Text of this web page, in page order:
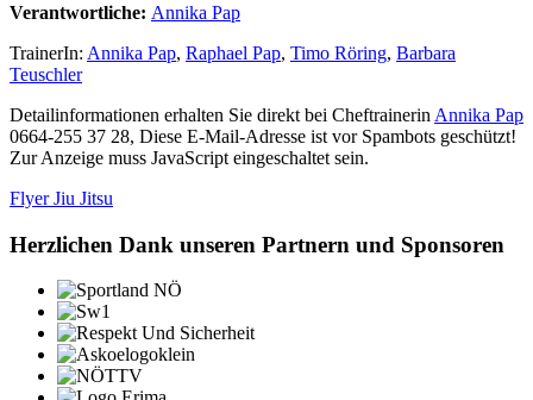
Verantwortliche: Annika Pap
TrainerIn: Annika Pap, Raphael Pap, Timo Röring, Barbara
Teuschler
Detailinformationen erhalten Sie direkt bei Cheftrainerin Annika Pap
0664-255 37 28, Diese E-Mail-Adresse ist vor Spambots geschützt!
Zur Anzeige muss JavaScript eingeschaltet sein.
Flyer Jiu Jitsu
Herzlichen Dank unseren Partnern und Sponsoren